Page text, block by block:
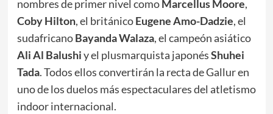
nombres de primer nivel como Marcellus Moore,
Coby Hilton, el británicoEugene Amo-Dadzie, el
sudafricanoBayanda Walaza, el campeón asiático
Ali Al Balushiy el plusmarquista japonésShuhei
Tada. Todos ellos convertirán la recta de Gallur en
uno de los duelos más espectaculares del atletismo
indoor internacional.